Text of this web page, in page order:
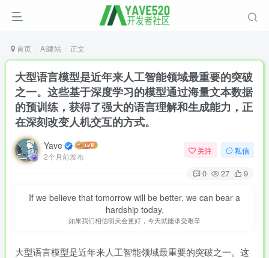
首页 AI建站 正文
大型语言模型是近年来人工智能领域最重要的突破
之一。这些基于深度学习的模型通过海量文本数据
的预训练，获得了强大的语言理解和生成能力，正
在深刻改变人机交互的方式。
Yave
2个月前发布
关注 私信
0 27 9
If we believe that tomorrow will be better, we can bear a
hardship today.
如果我们相信明天会更好，今天就能承受艰辛
大型语言模型是近年来人工智能领域最重要的突破之一。这